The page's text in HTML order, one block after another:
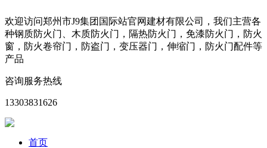
欢迎访问郑州市J9集团国际站官网建材有限公司，我们主营各
种钢质防火门、木质防火门，隔热防火门，免漆防火门，防火
窗，防火卷帘门，防盗门，变压器门，伸缩门，防火门配件等
产品
咨询服务热线
13303831626
首页